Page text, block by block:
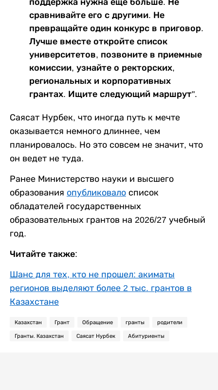
поддержка нужна еще больше. Не
сравнивайте его с другими. Не
превращайте один конкурс в приговор.
Лучше вместе откройте список
университетов, позвоните в приемные
комиссии, узнайте о ректорских,
региональных и корпоративных
грантах. Ищите следующий маршрут".
Саясат Нурбек, что иногда путь к мечте
оказывается немного длиннее, чем
планировалось. Но это совсем не значит, что
он ведет не туда.
Ранее Министерство науки и высшего
образования опубликовало список
обладателей государственных
образовательных грантов на 2026/27 учебный
год.
Читайте также:
Шанс для тех, кто не прошел: акиматы
регионов выделяют более 2 тыс. грантов в
Казахстане
Казахстан Грант Обращение гранты родители
Гранты. Казахстан Саясат Нурбек Абитуриенты